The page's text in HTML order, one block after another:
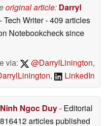
original article: Darryl
- Tech Writer- 409 articles
Notebookchecksince
via:
@DarrylLinington,
, LinkedIn
Ninh Ngoc Duy- Editorial
articles published